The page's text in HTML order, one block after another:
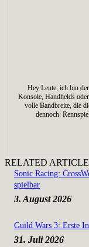
Hey Leute, ich bin
Konsole, Handhelds
volle Bandbreite, die
dennoch:
RELATED
Sonic Racing:
spielbar
3. August 2026
Guild Wars 3: Erste
31. Juli 2026